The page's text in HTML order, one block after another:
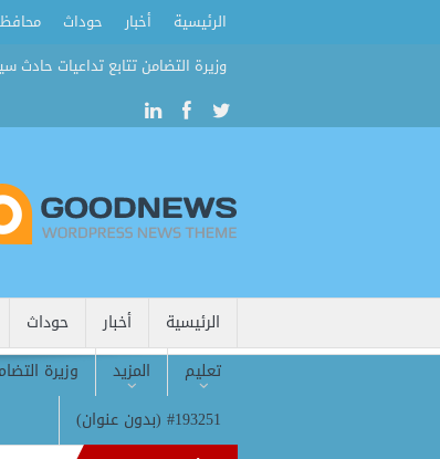
الرئيسية أخبار حوداث
وزيرة التضامن تتابع تداعيات حادث
الرئيسية أخبار حوداث
تعليم
المزيد وزيرة
#193251 (بدون عنوان)